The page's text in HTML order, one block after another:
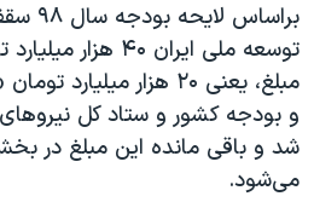
توسعه ملی ایران
مبلغ، یعنی ۲۰ هزار
و بودجه کشور و ستاد کل
شد و باقی مانده این مبلغ در
می‌شود.